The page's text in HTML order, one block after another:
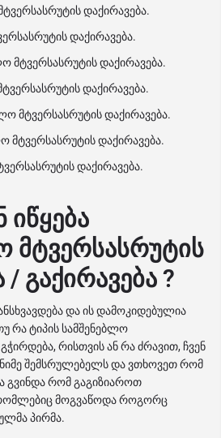
დაქირავება.
დაქირავება.
მტვერსასრუტის დაქირავება.
დაქირავება.
მტვერსასრუტის დაქირავება.
მტვერსასრუტის დაქირავება.
დაქირავება.
მტვერსასრუტის
გაქირავება ?
და ის დამოკიდებულია
რა ტიპის სამშენებლო
რისთვის ან რა ძრავით, ჩვენ
შემსრულებელს და ვთხოვეთ რომ
გვინდა რომ გაგიზიაროთ
მოგვაწოდა როგორც
პირმა.